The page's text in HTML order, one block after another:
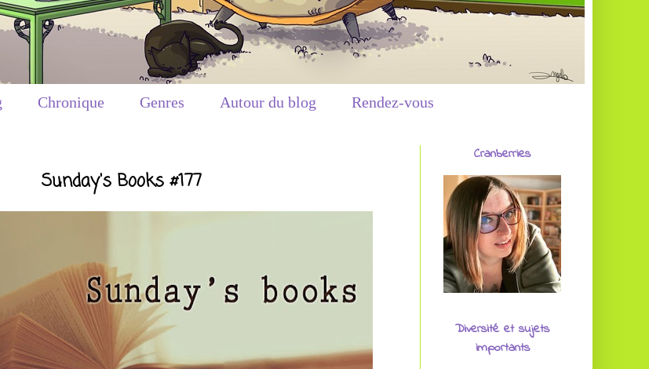
Chronique Genres Autour du blog Rendez-vous
Sunday's Books #177
Cranberries
Diversité et sujets
importants